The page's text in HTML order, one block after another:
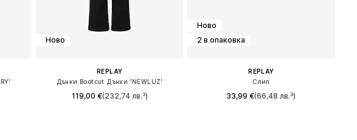
Ново
REPLAY
Дънки Bootcut Дънки 'NEWLUZ'
119,00 €(232,74 лв.³)
Ново
2 в опаковка
REPLAY
Слип
33,99 €(66,48 лв.³)